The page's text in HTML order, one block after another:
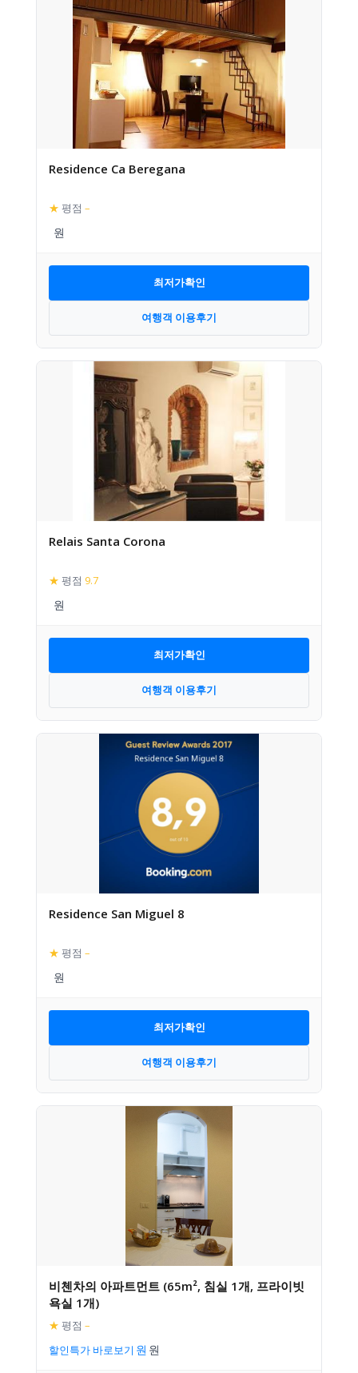
Residence Ca Beregana
★ 평점 –
최저가확인
여행객 이용후기
Relais Santa Corona
★ 평점 9.7
최저가확인
여행객 이용후기
Residence San Miguel 8
★ 평점 –
최저가확인
여행객 이용후기
비첸차의 아파트먼트 (65m², 침실 1개, 프라이빗
욕실 1개)
★ 평점 –
할인특가 바로보기